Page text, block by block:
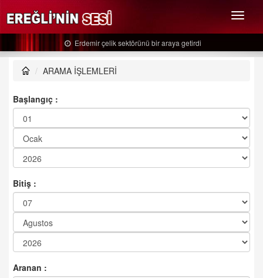
Menü
Erdemir çelik sektörünü bir araya getirdi
ARAMA İŞLEMLERİ
Başlangıç :
Bitiş :
Aranan :